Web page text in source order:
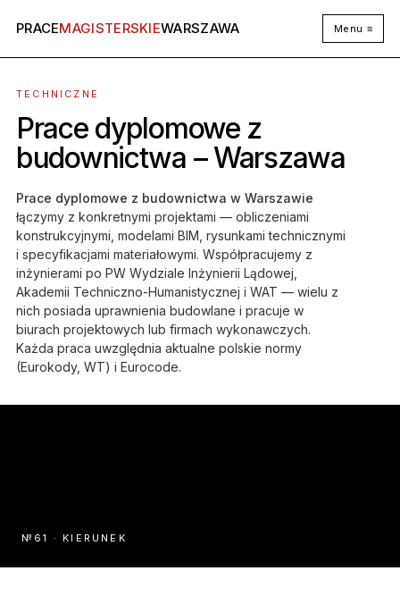
PRACEMAGISTERSKIEWARSZAWA Menu ≡
TECHNICZNE
Prace dyplomowe z
budownictwa – Warszawa
Prace dyplomowe z budownictwa w Warszawie
łączymy z konkretnymi projektami — obliczeniami
konstrukcyjnymi, modelami BIM, rysunkami technicznymi
i specyfikacjami materiałowymi. Współpracujemy z
inżynierami po PW Wydziale Inżynierii Lądowej,
Akademii Techniczno-Humanistycznej i WAT — wielu z
nich posiada uprawnienia budowlane i pracuje w
biurach projektowych lub firmach wykonawczych.
Każda praca uwzględnia aktualne polskie normy
(Eurokody, WT) i Eurocode.
№61 · KIERUNEK